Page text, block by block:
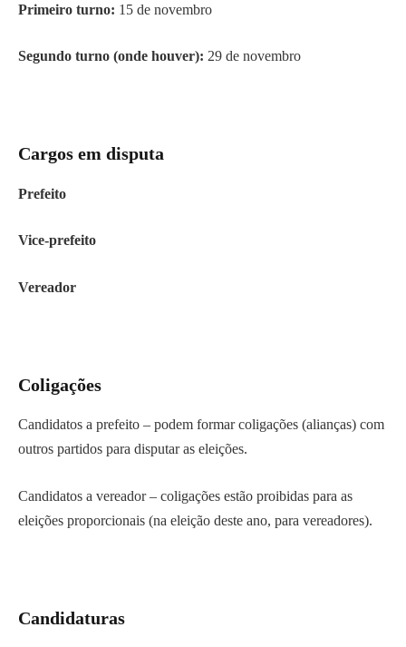
Primeiro turno: 15 de novembro
Segundo turno (onde houver): 29 de novembro
Cargos em disputa
Prefeito
Vice-prefeito
Vereador
Coligações
Candidatos a prefeito – podem formar coligações (alianças) com
outros partidos para disputar as eleições.
Candidatos a vereador – coligações estão proibidas para as
eleições proporcionais (na eleição deste ano, para vereadores).
Candidaturas